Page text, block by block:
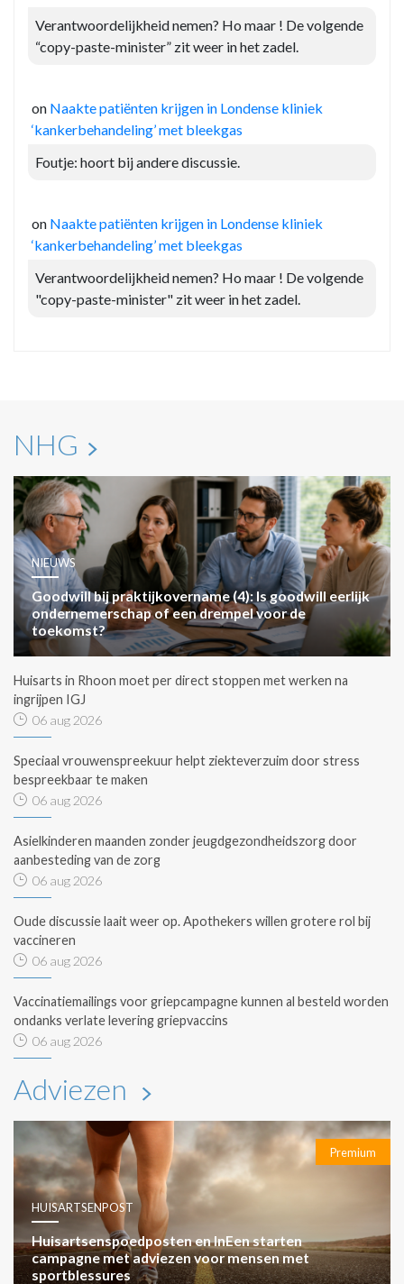
Verantwoordelijkheid nemen? Ho maar ! De volgende
“copy-paste-minister” zit weer in het zadel.
on Naakte patiënten krijgen in Londense kliniek
‘kankerbehandeling’ met bleekgas
Foutje: hoort bij andere discussie.
on Naakte patiënten krijgen in Londense kliniek
‘kankerbehandeling’ met bleekgas
Verantwoordelijkheid nemen? Ho maar ! De volgende
"copy-paste-minister" zit weer in het zadel.
NHG
NIEUWS
Goodwill bij praktijkovername (4): Is goodwill eerlijk
ondernemerschap of een drempel voor de
toekomst?
Huisarts in Rhoon moet per direct stoppen met werken na
ingrijpen IGJ
06 aug 2026
Speciaal vrouwenspreekuur helpt ziekteverzuim door stress
bespreekbaar te maken
06 aug 2026
Asielkinderen maanden zonder jeugdgezondheidszorg door
aanbesteding van de zorg
06 aug 2026
Oude discussie laait weer op. Apothekers willen grotere rol bij
vaccineren
06 aug 2026
Vaccinatiemailings voor griepcampagne kunnen al besteld worden
ondanks verlate levering griepvaccins
06 aug 2026
Adviezen
Premium
HUISARTSENPOST
Huisartsenspoedposten en InEen starten
campagne met adviezen voor mensen met
sportblessures